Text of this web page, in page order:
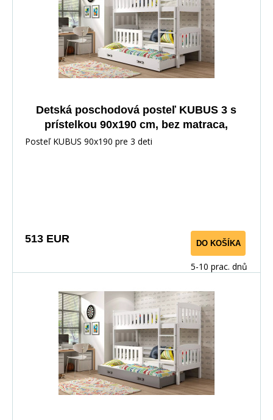
Detská poschodová posteľ KUBUS 3 s
prístelkou 90x190 cm, bez matraca,
Biela/Biela
Posteľ KUBUS 90x190 pre 3 deti
513 EUR DO KOŠÍKA
5-10 prac. dnů